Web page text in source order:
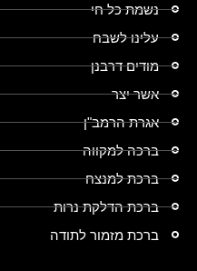
נשמת כל חי
עלינו לשבח
מודים דרבנן
אשר יצר
אגרת הרמב"ן
ברכה למקווה
ברכת למנצח
ברכת הדלקת נרות
ברכת מזמור לתודה